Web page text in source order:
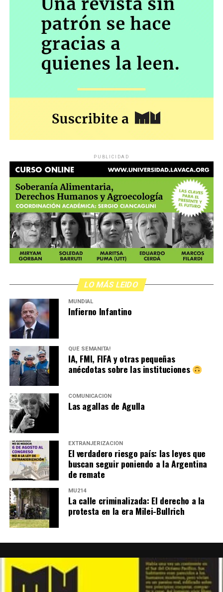
Constitución Nacional, con excepción de la libertad
individual tutelada por el habeas corpus…» y en
resguardo de los derechos establecidos en la
Constitución Nacional”.
El miércoles será una nueva oportunidad para
comprobar hasta dónde el gobierno insiste en una
política que tiende a convertirá los jubilados en
marginados sociales, y para confirmar –en el caso del
poder judicial– cuál es la distancia entre las palabras y
,
PUBLICIDAD
LO MÁS LEIDO
MUNDIAL
Infierno Infantino
QUÉ SEMANITA!
IA, FMI, FIFA y otras pequeñas
anécdotas sobre las instituciones
COMUNICACIÓN
Las agallas de Agulla
EXTRANJERIZACIÓN
El verdadero riesgo país: las leyes que
buscan seguir poniendo a la Argentina
de remate
MU214
La calle criminalizada: El derecho a la
protesta en la era Milei-Bullrich